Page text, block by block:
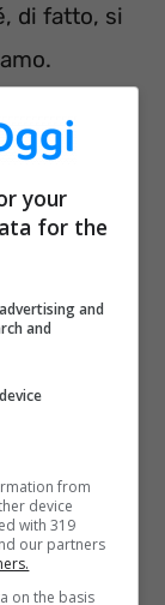
di fatto, si
i dati
provincia,
polveri
di azoto
fonti di
your
for the
and
and
from
device
with 319
our partners
on the basis